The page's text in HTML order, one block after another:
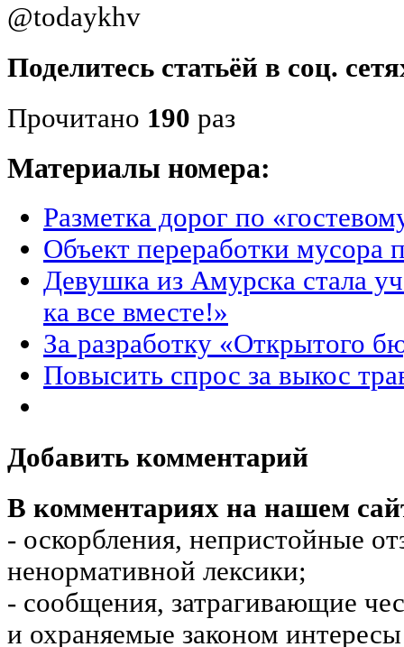
@todaykhv
Поделитесь статьёй в соц.
Прочитано 190 раз
Материалы номера:
Разметка дорог по
Объект переработки мусора
Девушка из Амурска стала
ка все вместе!»
За разработку «Открытого
Повысить спрос за выкос
Добавить комментарий
В комментариях на нашем
- оскорбления, непристойные
ненормативной лексики;
- сообщения, затрагивающие
и охраняемые законом